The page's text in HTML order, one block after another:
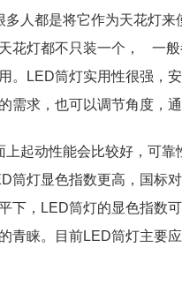
人都是将它作为天花灯
花灯都不只装一个， 一
。LED筒灯实用性很强，
需求，也可以调节角度，
起动性能会比较好，可
筒灯显色指数更高，国标
下，LED筒灯的显色指数
青睐。目前LED筒灯主要